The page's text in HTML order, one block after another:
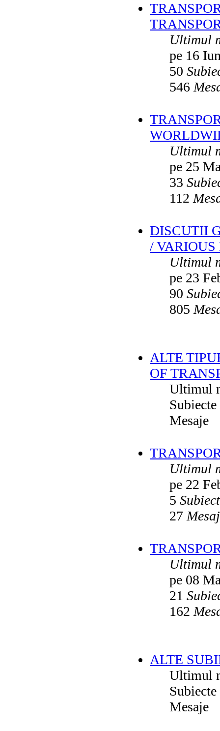
Ultimul
pe 16
50
546
Ultimul
pe 25
33
112
DISCUTII
/ VARIOUS
Ultimul
pe 23
90
805
ALTE
OF
Ultimul
Subiecte
Mesaje
Ultimul
pe 22
5
27
Ultimul
pe 08
21
162
ALTE
Ultimul
Subiecte
Mesaje